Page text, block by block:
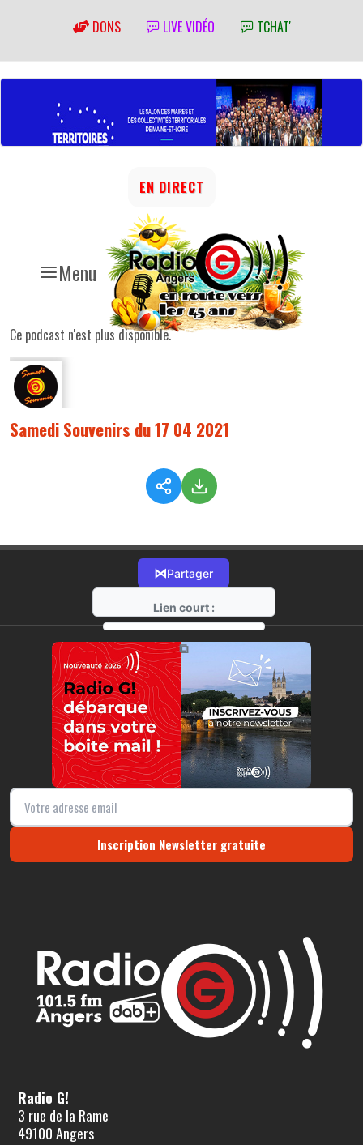
DONS LIVE VIDÉO TCHAT'
Menu
EN DIRECT
Ce podcast n'est plus disponible.
Samedi Souvenirs du 17 04 2021
⋈Partager
Lien court :
https://radio-g.fr?4710
⧉
Inscription Newsletter gratuite
Radio G!
3 rue de la Rame
49100 Angers